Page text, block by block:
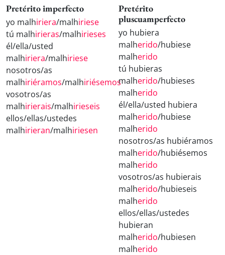
Pretérito imperfecto
yo malhiriera/malhiriese
tú malhirieras/malhirieses
él/ella/usted
malhiriera/malhiriese
nosotros/as
malhiriéramos/malhiriésemos
vosotros/as
malhirierais/malhirieseis
ellos/ellas/ustedes
malhirieran/malhiriesen
Pretérito
pluscuamperfecto
yo hubiera
malherido/hubiese
malherido
tú hubieras
malherido/hubieses
malherido
él/ella/usted hubiera
malherido/hubiese
malherido
nosotros/as hubiéramos
malherido/hubiésemos
malherido
vosotros/as hubierais
malherido/hubieseis
malherido
ellos/ellas/ustedes
hubieran
malherido/hubiesen
malherido